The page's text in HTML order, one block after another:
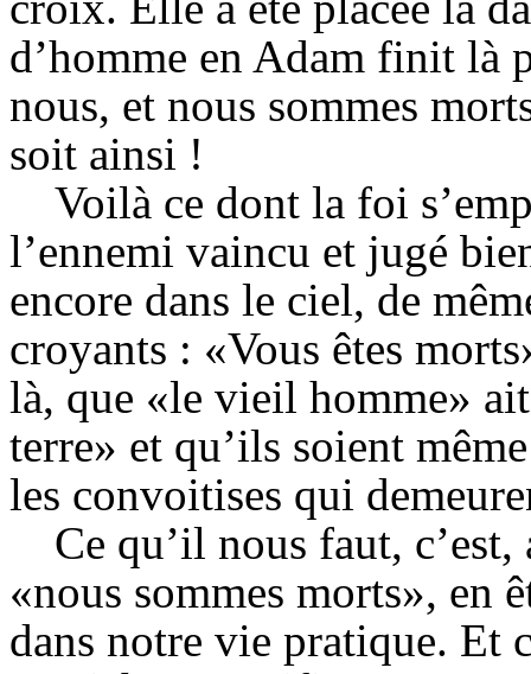
d’homme en Adam finit là
nous, et nous sommes
soit ainsi !
Voilà ce dont la foi
l’ennemi vaincu et jugé
encore dans le ciel, de
croyants : «Vous êtes
là, que «le vieil homme»
terre» et qu’ils soient
les convoitises qui
Ce qu’il nous faut,
«nous sommes morts», en
dans notre vie pratique. Et